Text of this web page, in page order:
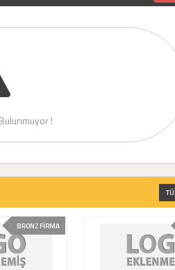
!
BRONZ FİRMA